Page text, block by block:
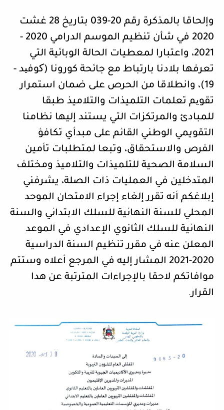
وإلحاقا بالمذكرة رقم 20-039 بتاريخ 28 غشت
2020 في شأن تنظيم الموسم الدرامي 2020 -
2021، واعتبارا لمعطيات الحالة الوبائية التي
تعرفها بلادنا بارتباط مع جائحة كورونا (کوفید -
19)، وانطلاقا من الحرص على ضمان استمرار
تقویم تعلمات التلميذات والتلاميذ طبقا
للمبادئ والمرتكزات التي يستند إليها نظامنا
التقويمي الوطني القائم على مبدأي تكافؤ
الفرص والاستحقاق، وتبعا لمتطلبات تأمين
السلامة الصحية للتلميذات والتلاميذ ومختلف
المتدخلين في العمليات ذات الصلة، يشرفني
إبلاغكم أنه تقرر إلغاء إجراء الامتحان الموحد
المحلي للسنة النهائية للسلك الابتدائي والسنة
النهائية للسلك الثانوي الإعدادي في الموعد
المعلن عنه في مقرر تنظيم السنة الدراسية
2020-2021 المشار إليه في المرجع أعلاه وستتم
موافاتكم لاحقا بالإجراءات المترتبة عن هدا
القرار.​